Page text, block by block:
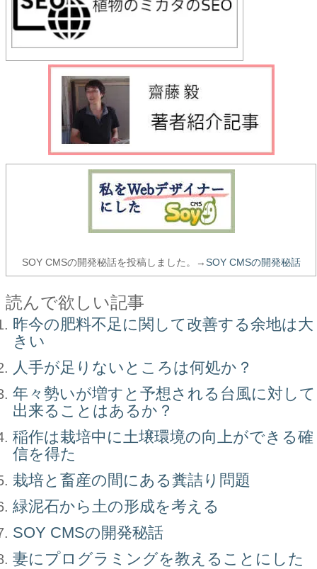
SOY CMSの開発秘話を投稿しました。→SOY CMSの開発秘話
読んで欲しい記事
昨今の肥料不足に関して改善する余地は大
きい
人手が足りないところは何処か？
年々勢いが増すと予想される台風に対して
出来ることはあるか？
稲作は栽培中に土壌環境の向上ができる確
信を得た
栽培と畜産の間にある糞詰り問題
緑泥石から土の形成を考える
SOY CMSの開発秘話
妻にプログラミングを教えることにした